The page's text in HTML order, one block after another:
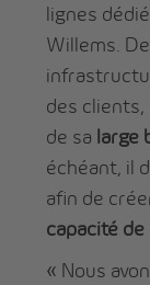
lignes
Willems.
des
de sa large
échéant, il
afin de
capacité
« Nous